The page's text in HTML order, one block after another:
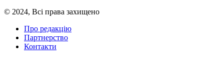
© 2024, Всі права захищено
Про редакцію
Партнерство
Контакти